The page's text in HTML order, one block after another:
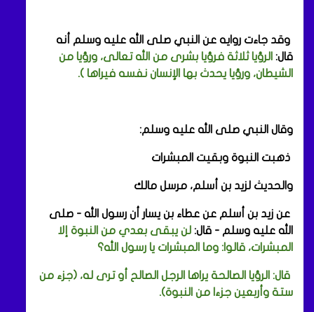
وقد جاءت روايه عن النبي صلى الله عليه وسلم أنه
قال: الرؤيا ثلاثة فرؤيا بشرى من الله تعالى، ورؤيا من
الشيطان، ورؤيا يحدث بها الإنسان نفسه فيراها ).
وقال النبي صلى الله عليه وسلم:
ذهبت النبوة وبقيت المبشرات
والحديث لزيد بن أسلم، مرسل مالك
عن زيد بن أسلم عن عطاء بن يسار أن رسول الله - صلى
الله عليه وسلم - قال: لن يبقى بعدي من النبوة إلا
المبشرات، قالوا: وما المبشرات يا رسول الله؟
قال: الرؤيا الصالحة يراها الرجل الصالح أو ترى له، (جزء من
ستة وأربعين جزءا من النبوة).